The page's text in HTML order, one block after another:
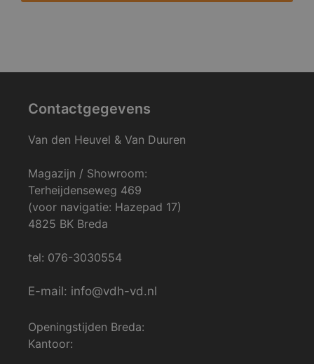
Contactgegevens
Van den Heuvel & Van Duuren
Magazijn / Showroom:
Terheijdenseweg 469
(voor navigatie: Hazepad 17)
4825 BK Breda
tel: 076-3030554
E-mail: info@vdh-vd.nl
Openingstijden Breda:
Kantoor: